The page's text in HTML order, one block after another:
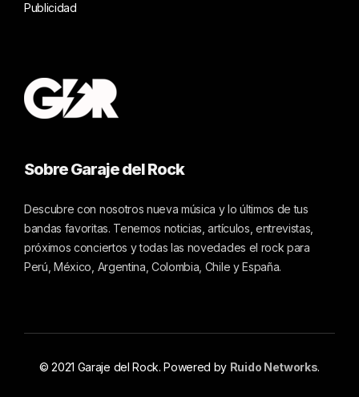
Publicidad
Sobre Garaje del Rock
Descubre con nosotros nueva música y lo últimos de tus
bandas favoritas. Tenemos noticias, artículos, entrevistas,
próximos conciertos y todas las novedades el rock para
Perú, México, Argentina, Colombia, Chile y España.
© 2021 Garaje del Rock. Powered by Ruido Networks.